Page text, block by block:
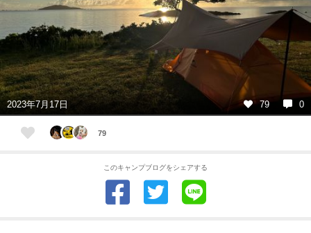
2023年7月17日 79 0
79
このキャンプブログをシェアする